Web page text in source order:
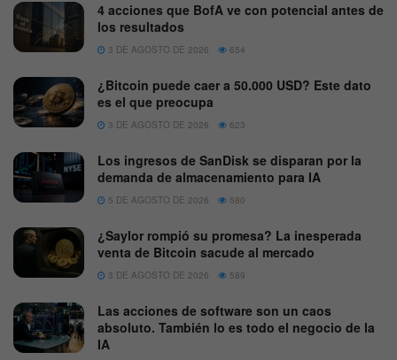
4 acciones que BofA ve con potencial antes de
los resultados
3 DE AGOSTO DE 2026 654
¿Bitcoin puede caer a 50.000 USD? Este dato
es el que preocupa
3 DE AGOSTO DE 2026 623
Los ingresos de SanDisk se disparan por la
demanda de almacenamiento para IA
5 DE AGOSTO DE 2026 580
¿Saylor rompió su promesa? La inesperada
venta de Bitcoin sacude al mercado
3 DE AGOSTO DE 2026 589
Las acciones de software son un caos
absoluto. También lo es todo el negocio de la
IA